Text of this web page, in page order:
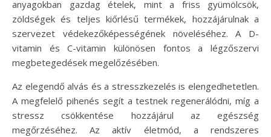
anyagokban gazdag ételek, mint a friss gyümölcsök,
zöldségek és teljes kiőrlésű termékek, hozzájárulnak a
szervezet védekezőképességének növeléséhez. A D-
vitamin és C-vitamin különösen fontos a légzőszervi
megbetegedések megelőzésében.
Az elegendő alvás és a stresszkezelés is elengedhetetlen.
A megfelelő pihenés segít a testnek regenerálódni, míg a
stressz csökkentése hozzájárul az egészség
megőrzéséhez. Az aktív életmód, a rendszeres